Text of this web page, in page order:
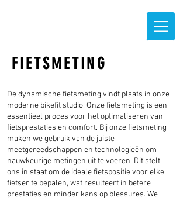
FIETSMETING
De dynamische fietsmeting vindt plaats in onze
moderne bikefit studio. Onze fietsmeting is een
essentieel proces voor het optimaliseren van
fietsprestaties en comfort. Bij onze fietsmeting
maken we gebruik van de juiste
meetgereedschappen en technologieën om
nauwkeurige metingen uit te voeren. Dit stelt
ons in staat om de ideale fietspositie voor elke
fietser te bepalen, wat resulteert in betere
prestaties en minder kans op blessures. We